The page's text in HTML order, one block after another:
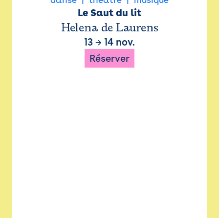
Le Saut du lit
Helena de Laurens
13 → 14 nov.
Réserver